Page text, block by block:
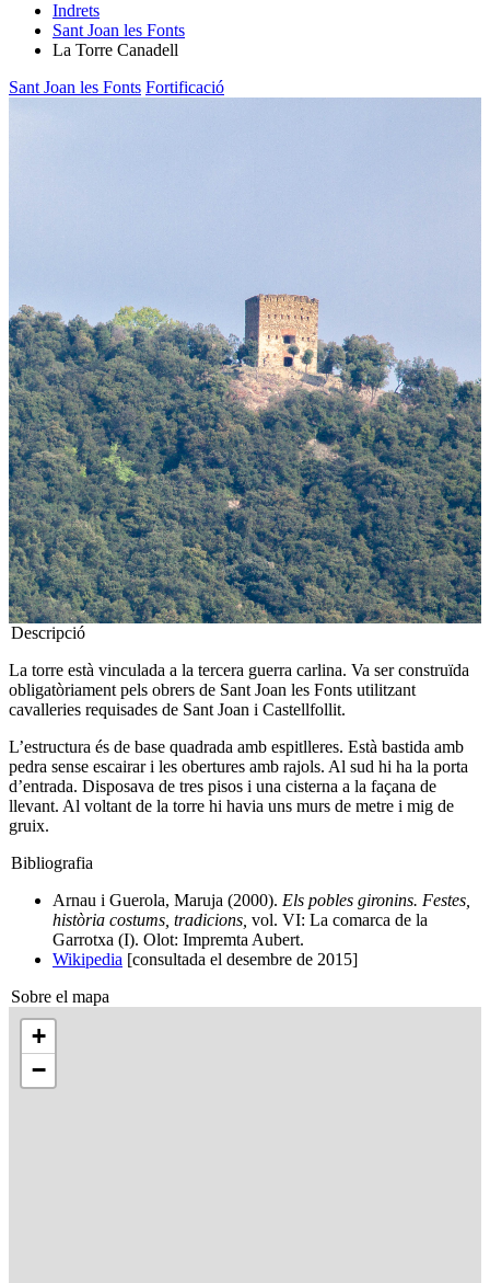
Indrets
Sant Joan les Fonts
La Torre Canadell
Sant Joan les Fonts Fortificació
Descripció
La torre està vinculada a la tercera guerra carlina. Va ser construïda
obligatòriament pels obrers de Sant Joan les Fonts utilitzant
cavalleries requisades de Sant Joan i Castellfollit.
L’estructura és de base quadrada amb espitlleres. Està bastida amb
pedra sense escairar i les obertures amb rajols. Al sud hi ha la porta
d’entrada. Disposava de tres pisos i una cisterna a la façana de
llevant. Al voltant de la torre hi havia uns murs de metre i mig de
gruix.
Bibliografia
Arnau i Guerola, Maruja (2000). Els pobles gironins. Festes,
història costums, tradicions, vol. VI: La comarca de la
Garrotxa (I). Olot: Impremta Aubert.
Wikipedia [consultada el desembre de 2015]
Sobre el mapa
+
−